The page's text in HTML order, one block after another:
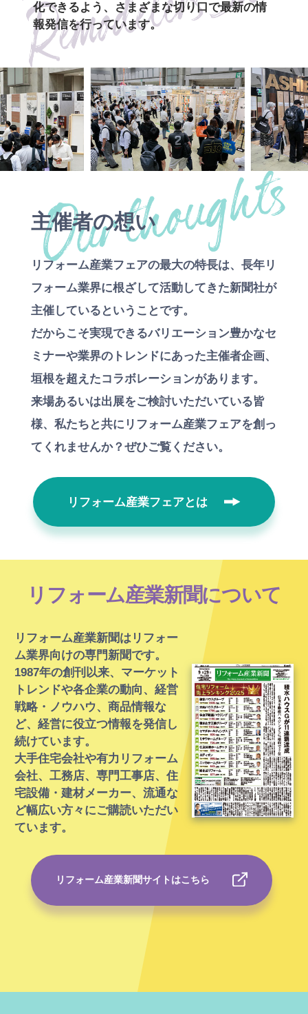
化できるよう、さまざまな切り口で最新の情
報発信を行っています。
主催者の想い
リフォーム産業フェアの最大の特長は、長年リ
フォーム業界に根ざして活動してきた新聞社が
主催しているということです。
だからこそ実現できるバリエーション豊かなセ
ミナーや業界のトレンドにあった主催者企画、
垣根を超えたコラボレーションがあります。
来場あるいは出展をご検討いただいている皆
様、私たちと共にリフォーム産業フェアを創っ
てくれませんか？ぜひご覧ください。
リフォーム産業フェアとは
リフォーム産業新聞について
リフォーム産業新聞はリフォー
ム業界向けの専門新聞です。
1987年の創刊以来、マーケット
トレンドや各企業の動向、経営
戦略・ノウハウ、 商品情報な
ど、経営に役立つ情報を発信し
続けています。
大手住宅会社や有力リフォーム
会社、工務店、専門工事店、住
宅設備・建材メーカー、流通な
ど幅広い方々にご購読いただい
ています。
リフォーム産業新聞サイトはこちら